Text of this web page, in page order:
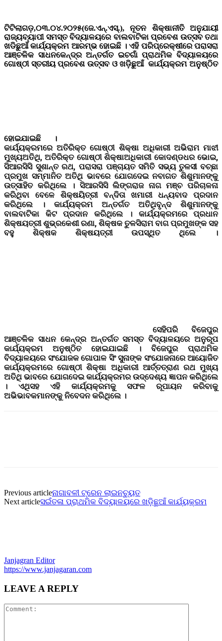
ଟିଟିଲାଗଡ଼,୦୩.୦୪.୨୦୨୫(ଜେ.ଏନ୍.ଏସ୍.), ନୂତନ ଶିକ୍ଷାନୀତି ଅନୁଯାୟୀ
ରାଜ୍ୟବ୍ୟାପୀ ସମସ୍ତ ବିଦ୍ୟାଳୟରେ ବାଲବାଟିକା ପ୍ରବେଶ ଉତ୍ସବ ତଥା
ଖଡିଛୁଆଁ କାର୍ଯ୍ୟକ୍ରମ ଆରମ୍ଭ ହୋଇଛି । ଏହି ପରିପ୍ରେକ୍ଷୀରେ ପରାସରା
ଆଞ୍ଚଳିକ ସାଧନକେନ୍ଦ୍ର ଅନ୍ତର୍ଗତ ଇଚଗାଁ ପ୍ରାଥମିକ ବିଦ୍ୟାଳୟରେ
ଗୋଷ୍ଠୀ ସ୍ତରୀୟ ପ୍ରବେଶ ଉତ୍ସବ ଓ ଖଡ଼ିଛୁଆଁ କାର୍ଯ୍ୟକ୍ରମ ଅନୁଷ୍ଠିତ
ହୋଇଯାଇଛି ।
କାର୍ଯ୍ୟକ୍ରମରେ ଅତିରିକ୍ତ ଗୋଷ୍ଠୀ ଶିକ୍ଷା ଅଧିକାରୀ ଅଭିରାମ ମାଝୀ
ମୁଖ୍ୟଅତିଥି, ଅତିରିକ୍ତ ଗୋଷ୍ଠୀ ଶିକ୍ଷାଅଧିକାରୀ କୋଦଣ୍ଡଧର ଭୋଇ,
ସିଆରସିସି ସୁଶାନ୍ତ ରଥ, ପରାସରା ପଞ୍ଚାୟତ ସମିତି ସଭ୍ୟ ତୁଳସୀ ବଚ୍ଛା
ପ୍ରମୁଖ ସମ୍ମାନିତ ଅତିଥି ଭାବରେ ଯୋଗଦେଇ ନବାଗତ ଶିଶୁମାନଙ୍କୁ
ଉତ୍ସାହିତ କରିଥିଲେ । ସିଆରସିସି ଲିଙ୍ଗରାଜ ନାଗ ମଞ୍ଚ ପରିଚାଳନା
କରିଥିବା ବେଳେ ଶିକ୍ଷୟିତ୍ରୀ ବନ୍ଦିତା ଖମାରୀ ଧନ୍ୟବାଦ ପ୍ରଦାନ
କରିଥିଲେ । କାର୍ଯ୍ୟକ୍ରମ ଅନ୍ତର୍ଗତ ଅତିଥିବୃନ୍ଦ ଶିଶୁମାନଙ୍କୁ
ବାଲବାଟିକା କିଟ ପ୍ରଦାନ କରିଥିଲେ । କାର୍ଯ୍ୟକ୍ରମରେ ପ୍ରଧାନ
ଶିକ୍ଷୟତ୍ରୀ ଶୁଭ୍ରକେଶୀ ରଣା, ଶିକ୍ଷକ ତୁଳସିରାମ ବାଗ ପ୍ରମୁଖଙ୍କ ସହ
ବହୁ ଶିକ୍ଷକ ଶିକ୍ଷୟତ୍ରୀ ଉପସ୍ଥିତ ଥିଲେ ।
ସେହିପରି ବିଜେପୁର
ଆଞ୍ଚଳିକ ସାଧନ କେନ୍ଦ୍ର ଅନ୍ତର୍ଗତ ସମସ୍ତ ବିଦ୍ୟାଳୟରେ ଅନୁରୂପ
କାର୍ଯ୍ୟକ୍ରମ ଅନୁଷ୍ଠିତ ହୋଇଯାଇଛି । ବିଜେପୁର ପ୍ରାଥମିକ
ବିଦ୍ୟାଳୟରେ ସଂଯୋଜକ ଗୋପାଳ ସିଂ ସୁନାଙ୍କ ସଂଯୋଜନାରେ ଆୟୋଜିତ
କାର୍ଯ୍ୟକ୍ରମରେ ଗୋଷ୍ଠୀ ଶିକ୍ଷା ଅଧିକାରୀ ଆର୍ତ୍ତତ୍ରାଣ ରଥ ମୁଖ୍ୟ
ଅତିଥି ଭାବରେ ଯୋଗଦେଇ କାର୍ଯ୍ୟକ୍ରମର ଉଦ୍ଦେଶ୍ୟ ଜ୍ଞାପନ କରିଥିଲେ
। ଏଥିସହ ଏହି କାର୍ଯ୍ୟକ୍ରମକୁ ସଫଳ ରୂପାୟନ କରିବାକୁ
ଅଭିଭାବକମାନଙ୍କୁ ନିବେଦନ କରିଥିଲେ ।
Previous articleନାଗାବଳୀ ଟ୍ରେନ ଲାଇନଚ୍ୟୁତ
Next articleସଇଁତଳା ପ୍ରାଥମିକ ବିଦ୍ୟାଳୟରେ ଖଡ଼ିଛୁଆଁ କାର୍ଯ୍ୟକ୍ରମ
Janjagran Editor
https://www.janjagaran.com
LEAVE A REPLY